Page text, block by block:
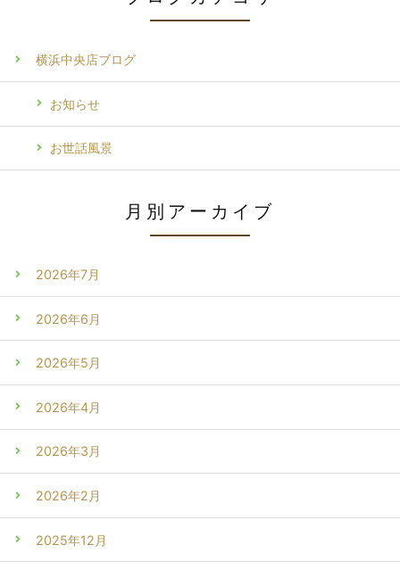
横浜中央店ブログ
お知らせ
お世話風景
月別アーカイブ
2026年7月
2026年6月
2026年5月
2026年4月
2026年3月
2026年2月
2025年12月